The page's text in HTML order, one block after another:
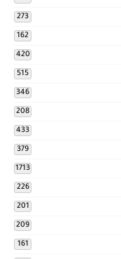
273
162
420
515
346
208
433
379
1713
226
201
209
161